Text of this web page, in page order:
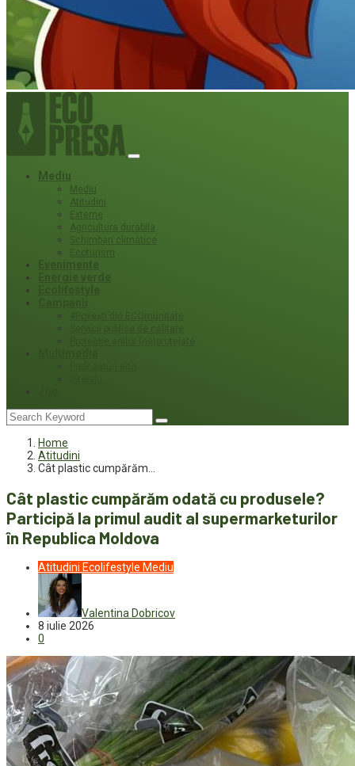
Mediu
Mediu
Atitudini
Externe
Agricultura durabila
Schimbari climatice
Ecoturism
Home
Atitudini
Cât plastic cumpărăm…
Cât plastic cumpărăm odată cu produsele?
Participă la primul audit al supermarketurilor
în Republica Moldova
Atitudini Ecolifestyle Mediu
Valentina Dobricov
8 iulie 2026
0